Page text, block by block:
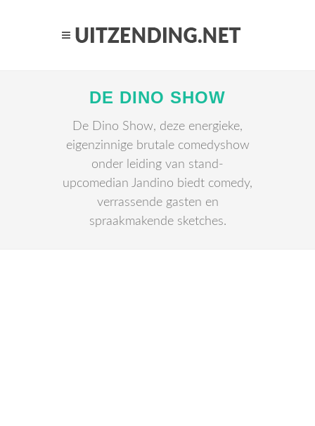
DE DINO SHOW
De Dino Show, deze energieke,
eigenzinnige brutale comedyshow
onder leiding van stand-
upcomedian Jandino biedt comedy,
verrassende gasten en
spraakmakende sketches.